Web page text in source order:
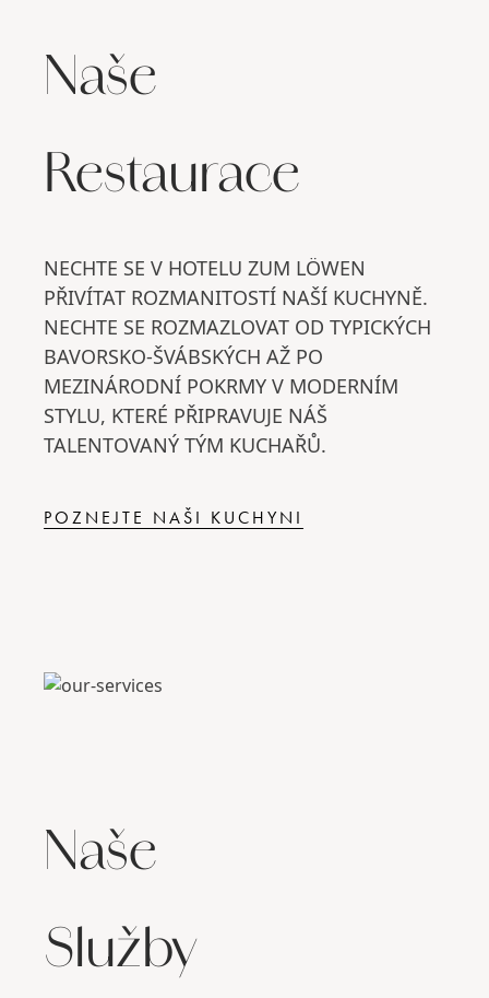
Naše
Restaurace
NECHTE SE V HOTELU ZUM LÖWEN
PŘIVÍTAT ROZMANITOSTÍ NAŠÍ KUCHYNĚ.
NECHTE SE ROZMAZLOVAT OD TYPICKÝCH
BAVORSKO-ŠVÁBSKÝCH AŽ PO
MEZINÁRODNÍ POKRMY V MODERNÍM
STYLU, KTERÉ PŘIPRAVUJE NÁŠ
TALENTOVANÝ TÝM KUCHAŘŮ.
POZNEJTE NAŠI KUCHYNI
Naše
Služby